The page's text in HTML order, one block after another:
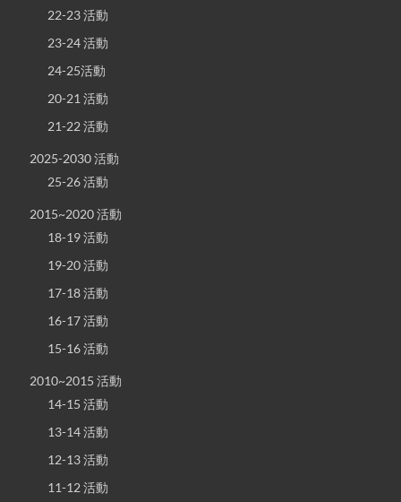
22-23 活動
23-24 活動
24-25活動
20-21 活動
21-22 活動
2025-2030 活動
25-26 活動
2015~2020 活動
18-19 活動
19-20 活動
17-18 活動
16-17 活動
15-16 活動
2010~2015 活動
14-15 活動
13-14 活動
12-13 活動
11-12 活動